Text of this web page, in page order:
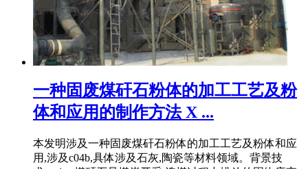
一种固废煤矸石粉体的加工工艺及粉
体和应用的制作方法 X ...
本发明涉及一种固废煤矸石粉体的加工工艺及粉体和应
用,涉及c04b,具体涉及石灰,陶瓷等材料领域。背景技